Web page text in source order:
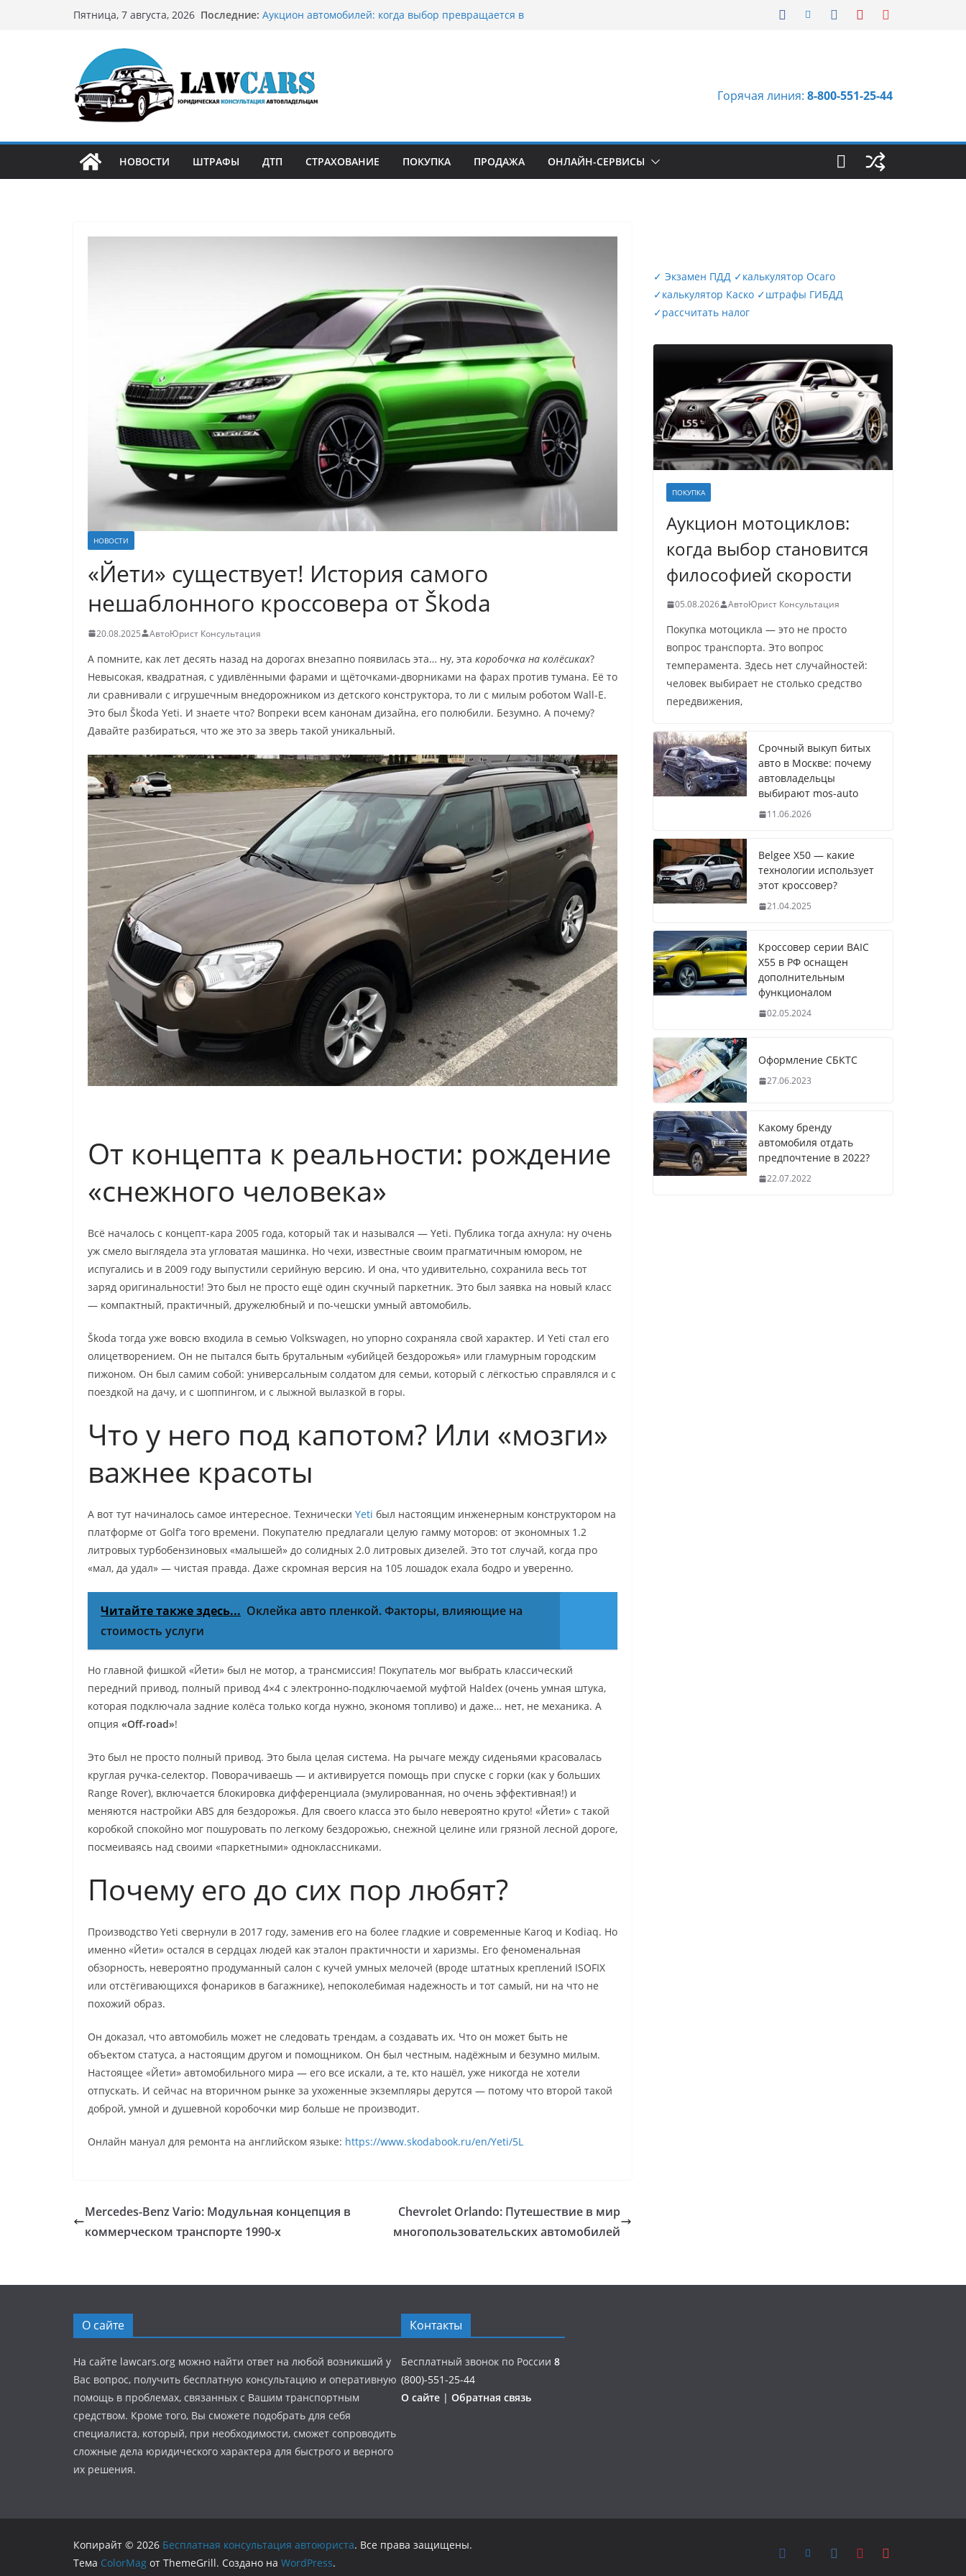
Пятница, 7 августа, 2026 Последние: Аукцион автомобилей: когда выбор превращается в
Срочный выкуп битых авто в Москве: почему
автовладельцы выбирают mos-auto
Бриллиантовые серьги: вечная классика или
может подойти
Горячая линия: 8-800-551-25-44
НОВОСТИ ШТРАФЫ ДТП СТРАХОВАНИЕ ПОКУПКА ПРОДАЖА ОНЛАЙН-СЕРВИСЫ
НОВОСТИ
«Йети» существует! История самого
нешаблонного кроссовера от Škoda
20.08.2025 АвтоЮрист Консультация
А помните, как лет десять назад на дорогах внезапно появилась эта… ну, эта коробочка на колёсиках?
Невысокая, квадратная, с удивлёнными фарами и щёточками-дворниками на фарах против тумана. Её то
ли сравнивали с игрушечным внедорожником из детского конструктора, то ли с милым роботом Wall-E.
Это был Škoda Yeti. И знаете что? Вопреки всем канонам дизайна, его полюбили. Безумно. А почему?
Давайте разбираться, что же это за зверь такой уникальный.
От концепта к реальности: рождение
«снежного человека»
Всё началось с концепт-кара 2005 года, который так и назывался — Yeti. Публика тогда ахнула: ну очень
уж смело выглядела эта угловатая машинка. Но чехи, известные своим прагматичным юмором, не
испугались и в 2009 году выпустили серийную версию. И она, что удивительно, сохранила весь тот
заряд оригинальности! Это был не просто ещё один скучный паркетник. Это был заявка на новый класс
— компактный, практичный, дружелюбный и по-чешски умный автомобиль.
Škoda тогда уже вовсю входила в семью Volkswagen, но упорно сохраняла свой характер. И Yeti стал его
олицетворением. Он не пытался быть брутальным «убийцей бездорожья» или гламурным городским
пижоном. Он был самим собой: универсальным солдатом для семьи, который с лёгкостью справлялся и с
поездкой на дачу, и с шоппингом, и с лыжной вылазкой в горы.
Что у него под капотом? Или «мозги»
важнее красоты
А вот тут начиналось самое интересное. Технически Yeti был настоящим инженерным конструктором на
платформе от Golf’а того времени. Покупателю предлагали целую гамму моторов: от экономных 1.2
литровых турбобензиновых «малышей» до солидных 2.0 литровых дизелей. Это тот случай, когда про
«мал, да удал» — чистая правда. Даже скромная версия на 105 лошадок ехала бодро и уверенно.
Читайте также здесь... Оклейка авто пленкой. Факторы, влияющие на
стоимость услуги
Но главной фишкой «Йети» был не мотор, а трансмиссия! Покупатель мог выбрать классический
передний привод, полный привод 4×4 с электронно-подключаемой муфтой Haldex (очень умная штука,
которая подключала задние колёса только когда нужно, экономя топливо) и даже… нет, не механика. А
опция «Off-road»!
Это был не просто полный привод. Это была целая система. На рычаге между сиденьями красовалась
круглая ручка-селектор. Поворачиваешь — и активируется помощь при спуске с горки (как у больших
Range Rover), включается блокировка дифференциала (эмулированная, но очень эффективная!) и
меняются настройки ABS для бездорожья. Для своего класса это было невероятно круто! «Йети» с такой
коробкой спокойно мог пошуровать по легкому бездорожью, снежной целине или грязной лесной дороге,
посмеиваясь над своими «паркетными» одноклассниками.
Почему его до сих пор любят?
Производство Yeti свернули в 2017 году, заменив его на более гладкие и современные Karoq и Kodiaq. Но
именно «Йети» остался в сердцах людей как эталон практичности и харизмы. Его феноменальная
обзорность, невероятно продуманный салон с кучей умных мелочей (вроде штатных креплений ISOFIX
или отстёгивающихся фонариков в багажнике), непоколебимая надежность и тот самый, ни на что не
похожий образ.
Он доказал, что автомобиль может не следовать трендам, а создавать их. Что он может быть не
объектом статуса, а настоящим другом и помощником. Он был честным, надёжным и безумно милым.
Настоящее «Йети» автомобильного мира — его все искали, а те, кто нашёл, уже никогда не хотели
отпускать. И сейчас на вторичном рынке за ухоженные экземпляры дерутся — потому что второй такой
доброй, умной и душевной коробочки мир больше не производит.
Онлайн мануал для ремонта на английском языке: https://www.skodabook.ru/en/Yeti/5L
Mercedes-Benz Vario: Модульная концепция в
коммерческом транспорте 1990-х
Chevrolet Orlando: Путешествие в мир
многопользовательских автомобилей
✓ Экзамен ПДД ✓калькулятор Осаго
✓калькулятор Каско ✓штрафы ГИБДД
✓рассчитать налог
ПОКУПКА
Аукцион мотоциклов:
когда выбор становится
философией скорости
05.08.2026 АвтоЮрист Консультация
Покупка мотоцикла — это не просто
вопрос транспорта. Это вопрос
темперамента. Здесь нет случайностей:
человек выбирает не столько средство
передвижения,
Срочный выкуп битых
авто в Москве: почему
автовладельцы
выбирают mos-auto
11.06.2026
Belgee X50 — какие
технологии использует
этот кроссовер?
21.04.2025
Кроссовер серии BAIC
X55 в РФ оснащен
дополнительным
функционалом
02.05.2024
Оформление СБКТС
27.06.2023
Какому бренду
автомобиля отдать
предпочтение в 2022?
22.07.2022
О сайте
На сайте lawcars.org можно найти ответ на любой возникший у
Вас вопрос, получить бесплатную консультацию и оперативную
помощь в проблемах, связанных с Вашим транспортным
средством. Кроме того, Вы сможете подобрать для себя
специалиста, который, при необходимости, сможет сопроводить
сложные дела юридического характера для быстрого и верного
их решения.
Контакты
Бесплатный звонок по России 8
(800)-551-25-44
О сайте | Обратная связь
Копирайт © 2026 Бесплатная консультация автоюриста. Все права защищены.
Тема ColorMag от ThemeGrill. Создано на WordPress.